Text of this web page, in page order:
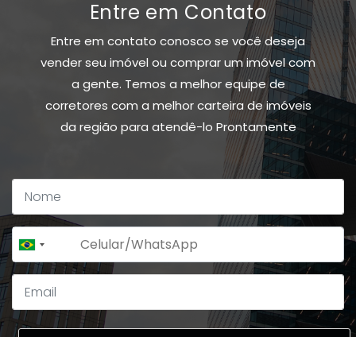
Entre em Contato
Entre em contato conosco se você deseja
vender seu imóvel ou comprar um imóvel com
a gente. Temos a melhor equipe de
corretores com a melhor carteira de imóveis
da região para atendê-lo Prontamente
Brazil
+55